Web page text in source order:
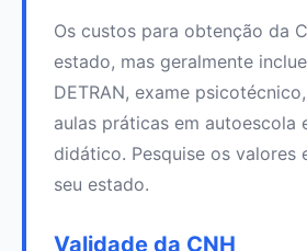
Os custos para obtenção da
estado, mas geralmente
DETRAN, exame
aulas práticas em autoescola
didático. Pesquise os valores
seu estado.
Validade da CNH